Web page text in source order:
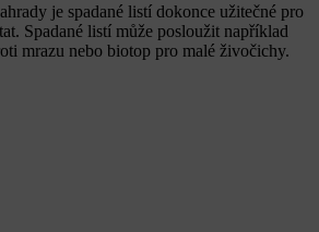
je spadané listí dokonce užitečné pro
Spadané listí může posloužit například
mrazu nebo biotop pro malé živočichy.